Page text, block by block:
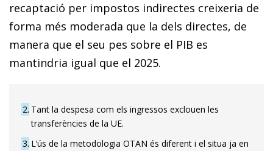
recaptació per impostos indirectes creixeria de
forma més moderada que la dels directes, de
manera que el seu pes sobre el PIB es
mantindria igual que el 2025.
2 Tant la despesa com els ingressos exclouen les
transferències de la UE.
3 L’ús de la metodologia OTAN és diferent i el situa ja en